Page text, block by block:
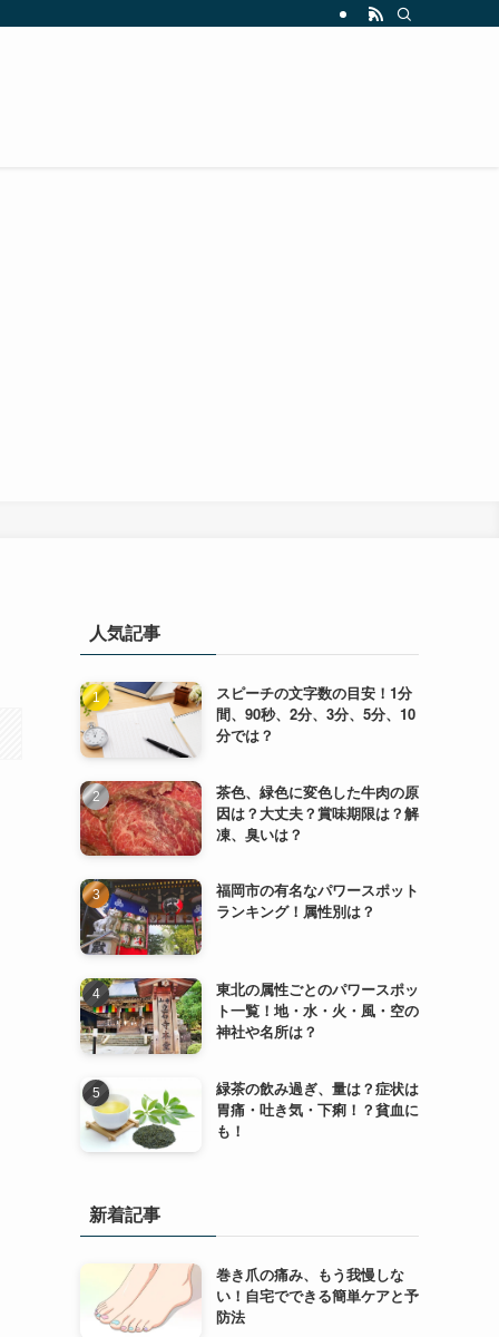
人気記事
スピーチの文字数の目安！1分
間、90秒、2分、3分、5分、10
分では？
茶色、緑色に変色した牛肉の原
因は？大丈夫？賞味期限は？解
凍、臭いは？
福岡市の有名なパワースポット
ランキング！属性別は？
東北の属性ごとのパワースポッ
ト一覧！地・水・火・風・空の
神社や名所は？
緑茶の飲み過ぎ、量は？症状は
胃痛・吐き気・下痢！？貧血に
も！
新着記事
巻き爪の痛み、もう我慢しな
い！自宅でできる簡単ケアと予
防法